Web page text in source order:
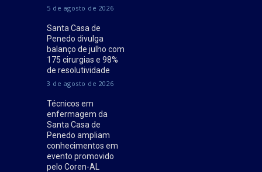
5 de agosto de 2026
Santa Casa de
Penedo divulga
balanço de julho com
175 cirurgias e 98%
de resolutividade
3 de agosto de 2026
Técnicos em
enfermagem da
Santa Casa de
Penedo ampliam
conhecimentos em
evento promovido
pelo Coren-AL